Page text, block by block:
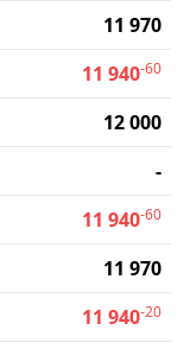
11 970
11 940-60
12 000
-
11 940-60
11 970
11 940-20